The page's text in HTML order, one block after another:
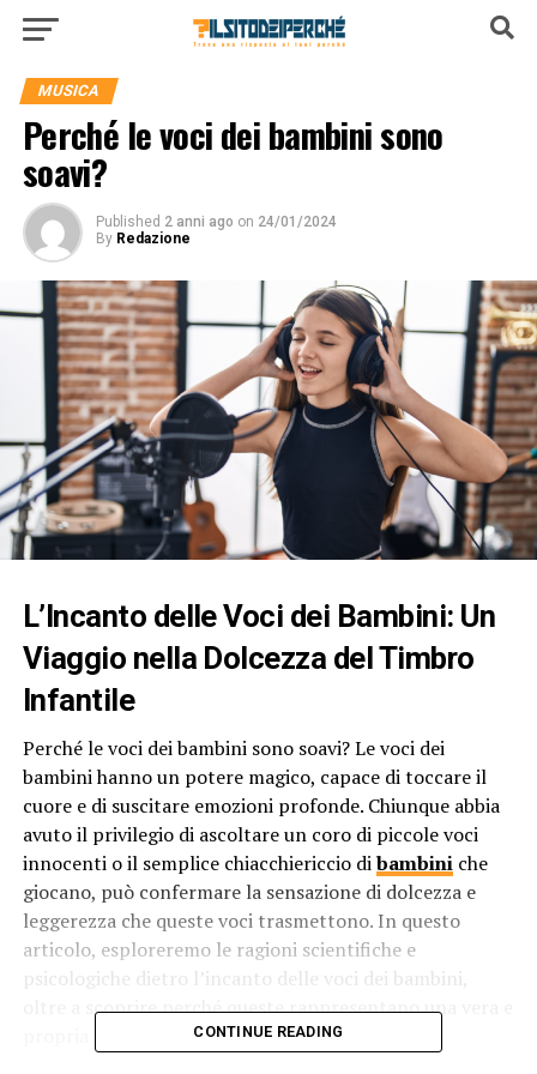
MUSICA
Perché le voci dei bambini sono
soavi?
Published 2 anni ago on 24/01/2024
By Redazione
L’Incanto delle Voci dei Bambini: Un
Viaggio nella Dolcezza del Timbro
Infantile
Perché le voci dei bambini sono soavi? Le voci dei
bambini hanno un potere magico, capace di toccare il
cuore e di suscitare emozioni profonde. Chiunque abbia
avuto il privilegio di ascoltare un coro di piccole voci
innocenti o il semplice chiacchiericcio dibambiniche
giocano, può confermare la sensazione di dolcezza e
leggerezza che queste voci trasmettono. In questo
articolo, esploreremo le ragioni scientifiche e
psicologiche dietro l’incanto delle voci dei bambini,
oltre a scoprire perché queste rappresentano una vera e
propria sinfonia per le orecchie umane.
CONTINUE READING